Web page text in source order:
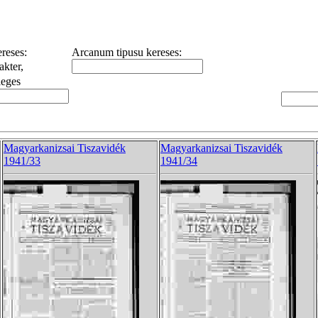
Arcanum tipusu kereses:
Magyarkanizsai Tiszavidék
1941/33
Magyarkanizsai Tiszavidék
1941/34